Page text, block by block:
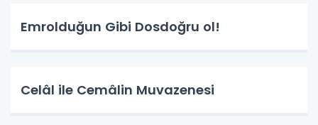
Emrolduğun Gibi Dosdoğru ol!
Celâl ile Cemâlin Muvazenesi